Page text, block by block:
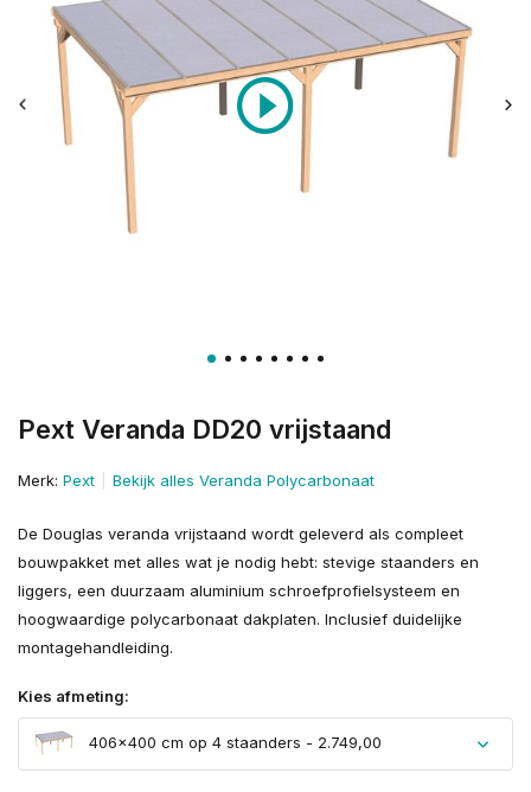
Pext Veranda DD20 vrijstaand
Merk: Pext Bekijk alles Veranda Polycarbonaat
De Douglas veranda vrijstaand wordt geleverd als compleet
bouwpakket met alles wat je nodig hebt: stevige staanders en
liggers, een duurzaam aluminium schroefprofielsysteem en
hoogwaardige polycarbonaat dakplaten. Inclusief duidelijke
montagehandleiding.
Kies afmeting:
406×400 cm op 4 staanders - 2.749,00